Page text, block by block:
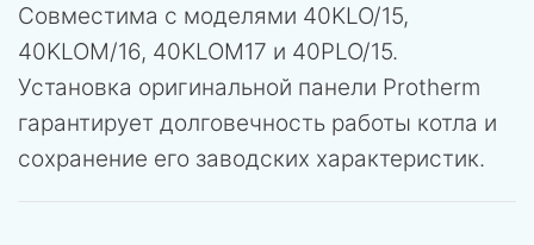
Совместима с моделями 40KLO/15,
40KLOM/16, 40KLOM17 и 40PLO/15.
Установка оригинальной панели Protherm
гарантирует долговечность работы котла и
сохранение его заводских характеристик.